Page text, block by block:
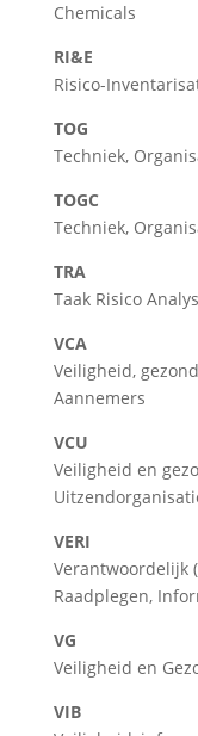
Chemicals
RI&E
Risico-
TOG
Techniek,
TOGC
Techniek,
TRA
Taak Risico
VCA
Veiligheid,
Aannemers
VCU
Veiligheid en
VERI
Verantwoordelijk
Raadplegen,
VG
Veiligheid en
VIB